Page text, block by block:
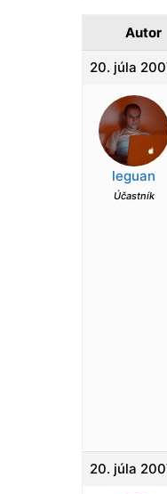
Autor
20. júla
leguan
Účastník
20. júla